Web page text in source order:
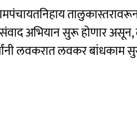
अभियान सुरू होणार असून,
लवकरात लवकर